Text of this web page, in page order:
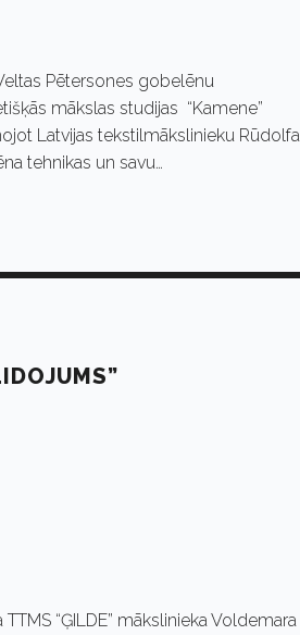
Pētersones gobelēnu
mākslas studijas “Kamene”
Latvijas tekstilmākslinieku Rūdolfa
tehnikas un savu…
“ĢILDE” mākslinieka Voldemara